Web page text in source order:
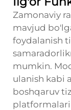
Zamonaviy
mavjud
foydalanish
mumkin.
ulanish kabi
boshqaruv